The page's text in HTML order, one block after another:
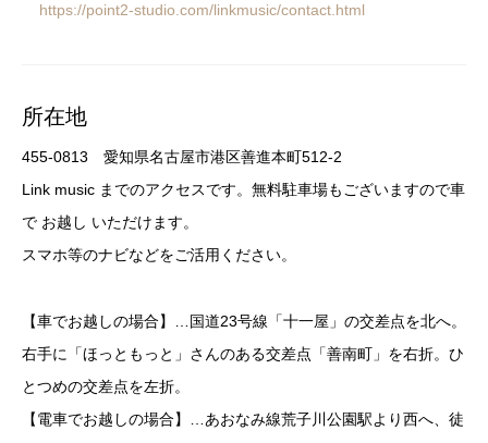
https://point2-studio.com/linkmusic/contact.html
所在地
455-0813 愛知県名古屋市港区善進本町512-2
Link music までのアクセスです。無料駐車場もございますので車
で お越し いただけます。
スマホ等のナビなどをご活用ください。
【車でお越しの場合】…国道23号線「十一屋」の交差点を北へ。
右手に「ほっともっと」さんのある交差点「善南町」を右折。ひ
とつめの交差点を左折。
【電車でお越しの場合】…あおなみ線荒子川公園駅より西へ、徒